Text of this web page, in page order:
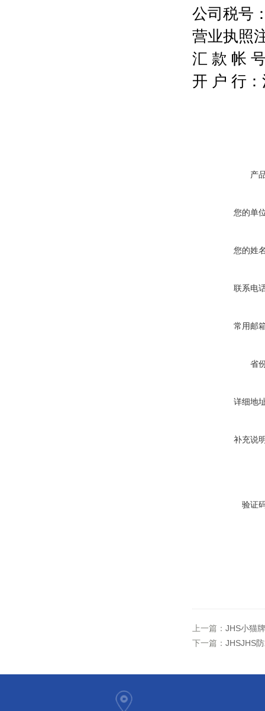
公司税号
营业执照
汇 款 帐
开 户 行
产
您的单
您的姓
联系电
常用邮
省
详细地
补充说
验证
上一篇： JHS小猫
下一篇： JHSJHS